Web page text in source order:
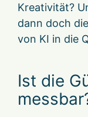
Kreativität?
dann doch
von KI in die
Ist die